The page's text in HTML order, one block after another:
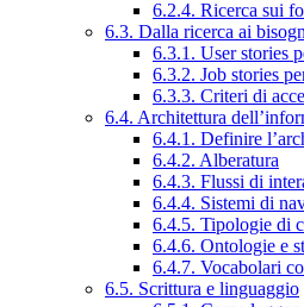
6.2.4. Ricerca sui
6.3. Dalla ricerca ai
6.3.1. User stories
6.3.2. Job stories
6.3.3. Criteri di
6.4. Architettura
6.4.1. Definire
6.4.2. Alberatura
6.4.3. Flussi di
6.4.4. Sistemi di
6.4.5. Tipologie di
6.4.6. Ontologie e
6.4.7. Vocabolari
6.5. Scrittura e linguaggio